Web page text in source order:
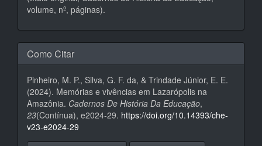
volume, nº, páginas).
Como Citar
Pinheiro, M. P., Silva, G. F. da, & Trindade Júnior, E. E.
(2024). Memórias e vivências em Lazarópolis na
Amazônia. Cadernos De História Da Educação,
23(Contínua), e2024-29. https://doi.org/10.14393/che-
v23-e2024-29